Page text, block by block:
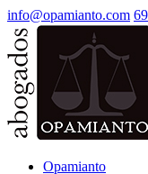
info@opamianto.com
Opamianto